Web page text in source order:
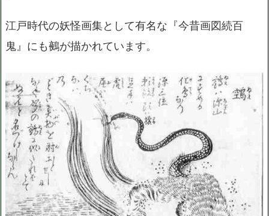
江戸時代の妖怪画集として有名な『今昔画図続百
鬼』にも鵺が描かれています。